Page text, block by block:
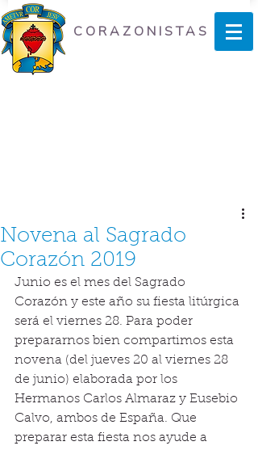
CORAZONISTAS
Novena al Sagrado
Corazón 2019
Junio es el mes del Sagrado
Corazón y este año su fiesta litúrgica
será el viernes 28. Para poder
prepararnos bien compartimos esta
novena (del jueves 20 al viernes 28
de junio) elaborada por los
Hermanos Carlos Almaraz y Eusebio
Calvo, ambos de España. Que
preparar esta fiesta nos ayude a